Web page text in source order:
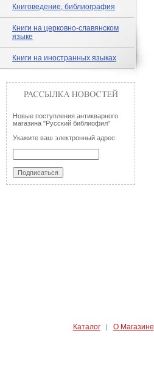
Книговедение, библиография
Книги на церковно-славянском
языке
Книги на иностранных языках
Новые поступления антикварного
магазина "Русский библиофил"
Укажите ваш электронный адрес:
Каталог| О Магазине